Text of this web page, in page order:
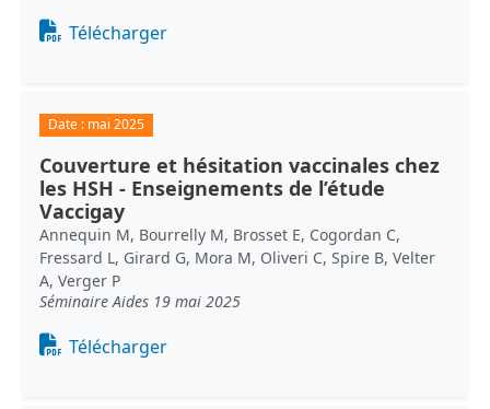
Document
Télécharger
Date : mai 2025
Couverture et hésitation vaccinales chez
les HSH - Enseignements de l’étude
Vaccigay
Annequin M, Bourrelly M, Brosset E, Cogordan C,
Fressard L, Girard G, Mora M, Oliveri C, Spire B, Velter
A, Verger P
Séminaire Aides 19 mai 2025
Document
Télécharger